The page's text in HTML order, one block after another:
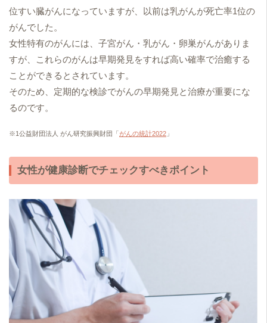
位すい臓がんになっていますが、以前は乳がんが死亡率1位の
がんでした。
女性特有のがんには、子宮がん・乳がん・卵巣がんがありま
すが、これらのがんは早期発見をすれば高い確率で治癒する
ことができるとされています。
そのため、定期的な検診でがんの早期発見と治療が重要にな
るのです。
※1公益財団法人 がん研究振興財団「がんの統計2022 」
女性が健康診断でチェックすべきポイント